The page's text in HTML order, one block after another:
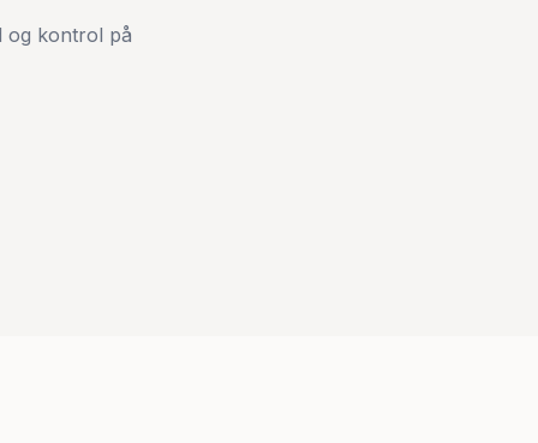
og kontrol på